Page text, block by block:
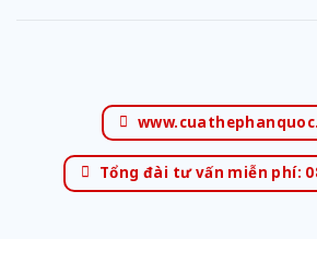
Tổng đài tư vấn miễn phí: